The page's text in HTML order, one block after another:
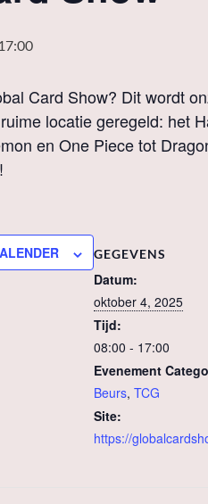
17:00
Card Show? Dit wordt
locatie geregeld: het
en One Piece tot
GEGEVENS
Datum:
oktober 4, 2025
Tijd:
08:00 - 17:00
Evenement
Beurs, TCG
Site:
https://